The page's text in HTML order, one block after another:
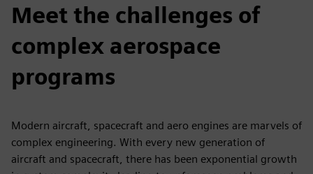
Meet the challenges of
complex aerospace
programs
Modern aircraft, spacecraft and aero engines are marvels of
complex engineering. With every new generation of
aircraft and spacecraft, there has been exponential growth